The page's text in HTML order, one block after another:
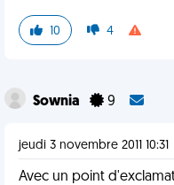
10 4
Sownia 9
jeudi 3 novembre 2011 10:31
Avec un point